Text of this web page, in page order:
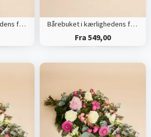
Bårebuket i kærlighedens farver med bånd Bårebuket i kærlighedens farver
Fra 549,00